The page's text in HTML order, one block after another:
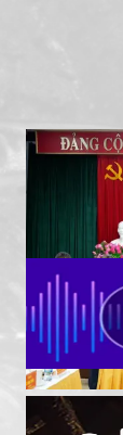
TKV -
hiệu